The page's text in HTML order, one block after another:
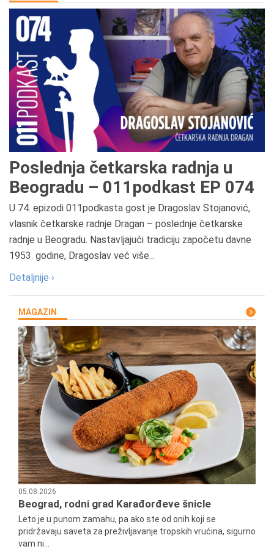
Poslednja četkarska radnja u
Beogradu – 011podkast EP 074
U 74. epizodi 011podkasta gost je Dragoslav Stojanović,
vlasnik četkarske radnje Dragan – poslednje četkarske
radnje u Beogradu. Nastavljajući tradiciju započetu davne
1953. godine, Dragoslav već više...
Detaljnije ›
MAGAZIN
05.08.2026
Beograd, rodni grad Karađorđeve šnicle
Leto je u punom zamahu, pa ako ste od onih koji se
pridržavaju saveta za preživljavanje tropskih vrućina, sigurno
vam ni...